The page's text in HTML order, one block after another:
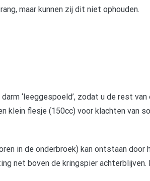
maar kunnen zij dit niet ophouden.
‘leeggespoeld’, zodat u de rest
klein flesje (150cc) voor klachten van
in de onderbroek) kan ontstaan door
net boven de kringspier achterblijven.